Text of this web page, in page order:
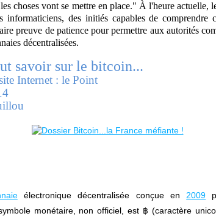
choses vont se mettre en place." À l'heure actuelle,
informaticiens, des initiés capables de comprendre
preuve de patience pour permettre aux autorités
décentralisées.
savoir sur le bitcoin...
Internet : le Point
électronique décentralisée conçue en 2009
monétaire, non officiel, est ฿ (caractère